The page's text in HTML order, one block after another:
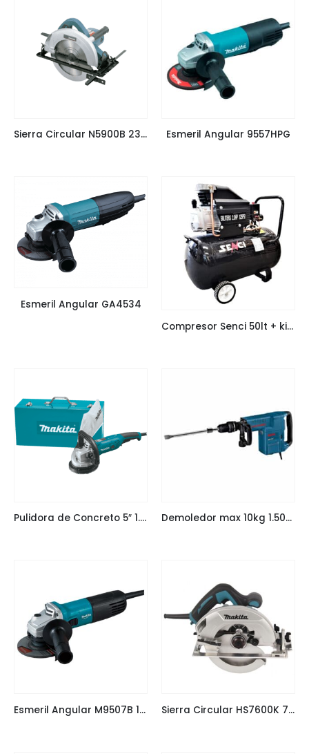
Sierra Circular N5900B 235mm Esmeril Angular 9557HPG
Esmeril Angular GA4534
Compresor Senci 50lt + kit de 5 piezas
Pulidora de Concreto 5″ 1.400W Makita PC5000C Demoledor max 10kg 1.500W Bosch GSH 11 E
Esmeril Angular M9507B 115mm 4 1/2″ Makita Sierra Circular HS7600K 7 1/4″ 1.200W Makita